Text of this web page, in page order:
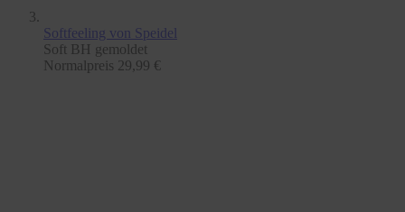
Softfeeling von Speidel
Soft BH gemoldet
Normalpreis 29,99 €